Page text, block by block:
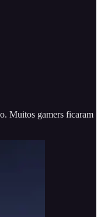
Muitos gamers ficaram